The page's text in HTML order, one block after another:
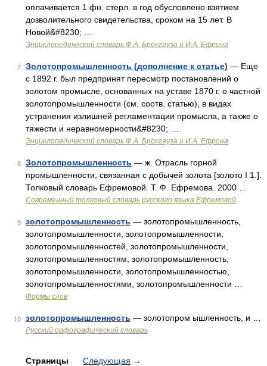
оплачивается 1 фн. стерл. в год обусловлено взятием
дозволительного свидетельства, сроком на 15 лет. В
Новой&#8230; …
Энциклопедический словарь Ф.А. Брокгауза и И.А. Ефрона
7 Золотопромышленность (дополнение к статье) — Еще
с 1892 г. был предпринят пересмотр постановлений о
золотом промысле, основанных на уставе 1870 г. о частной
золотопромышленности (см. соотв. статью), в видах
устранения излишней регламентации промысла, а также о
тяжести и неравномерности&#8230; …
Энциклопедический словарь Ф.А. Брокгауза и И.А. Ефрона
8 Золотопромышленность — ж. Отрасль горной
промышленности, связанная с добычей золота [золото I 1.].
Толковый словарь Ефремовой. Т. Ф. Ефремова. 2000 …
Современный толковый словарь русского языка Ефремовой
9 золотопромышленность — золотопромышленность,
золотопромышленности, золотопромышленности,
золотопромышленностей, золотопромышленности,
золотопромышленностям, золотопромышленность,
золотопромышленности, золотопромышленностью,
золотопромышленностями, золотопромышленности …
Формы слов
10 золотопромышленность — золотопром ышленность, и …
Русский орфографический словарь
Страницы Следующая →